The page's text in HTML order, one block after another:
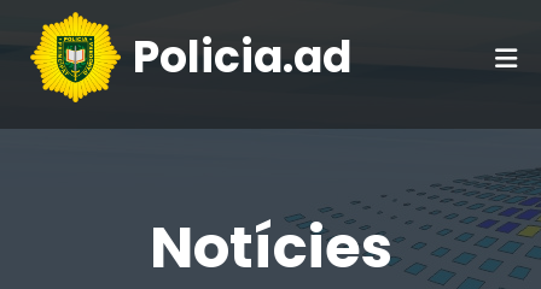
Policia.ad
Notícies